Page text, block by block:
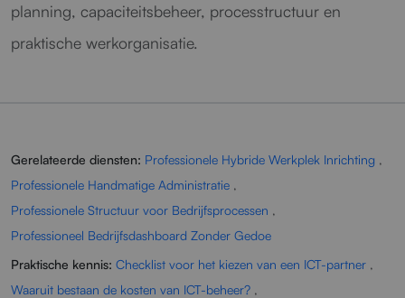
planning, capaciteitsbeheer, processtructuur en
praktische werkorganisatie.
Gerelateerde diensten: Professionele Hybride Werkplek Inrichting ,
Professionele Handmatige Administratie ,
Professionele Structuur voor Bedrijfsprocessen ,
Professioneel Bedrijfsdashboard Zonder Gedoe
Praktische kennis: Checklist voor het kiezen van een ICT-partner ,
Waaruit bestaan de kosten van ICT-beheer? ,